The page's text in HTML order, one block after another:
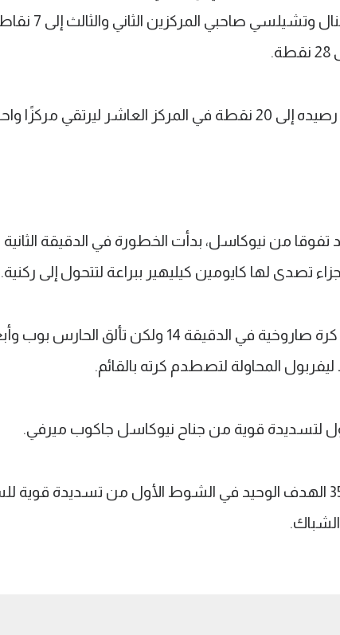
أقرب ملاحقيه
ليرتقي مركزًا واحدًا.
من نيوكاسل، بدأت الخطورة في الدقيقة الثانية
تصدى لها كايومين كيليهير ببراعة لتتحول إلى ركنية.
وسدد ماك أليستر كرة صاروخية في الدقيقة 14 ولكن
المحاولة لتصطدم كرته بالقائم.
لتسديدة قوية من جناح نيوكاسل جاكوب ميرفي.